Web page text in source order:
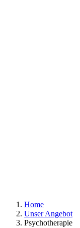
Home
Unser Angebot
Psychotherapie